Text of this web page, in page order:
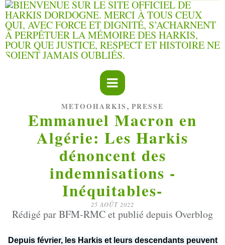
METOOHARKIS , PRESSE
Emmanuel Macron en
Algérie: Les Harkis
dénoncent des
indemnisations -
Inéquitables-
25 AOÛT 2022
Rédigé par BFM-RMC et publié depuis Overblog
Depuis février, les Harkis et leurs descendants peuvent